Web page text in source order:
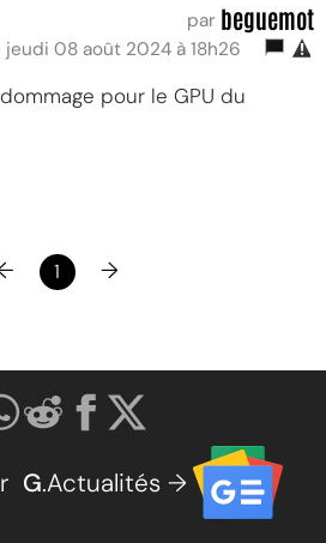
par beguemot
jeudi 08 août 2024 à 18h26
pour le GPU du
1 →
G.Actualités →